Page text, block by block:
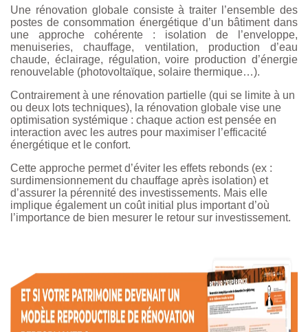
Une rénovation globale consiste à traiter l’ensemble des
postes de consommation énergétique d’un bâtiment dans
une approche cohérente : isolation de l’enveloppe,
menuiseries, chauffage, ventilation, production d’eau
chaude, éclairage, régulation, voire production d’énergie
renouvelable (photovoltaïque, solaire thermique…).
Contrairement à une rénovation partielle (qui se limite à un
ou deux lots techniques), la rénovation globale vise une
optimisation systémique : chaque action est pensée en
interaction avec les autres pour maximiser l’efficacité
énergétique et le confort.
Cette approche permet d’éviter les effets rebonds (ex :
surdimensionnement du chauffage après isolation) et
d’assurer la pérennité des investissements. Mais elle
implique également un coût initial plus important d’où
l’importance de bien mesurer le retour sur investissement.